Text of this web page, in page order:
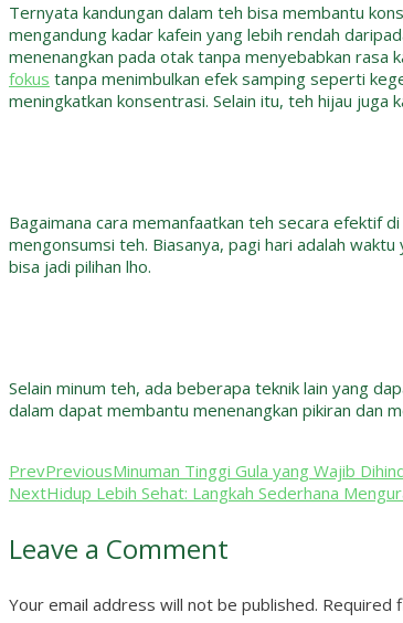
Ternyata kandungan dalam teh bisa membantu
mengandung kadar kafein yang lebih rendah
menenangkan pada otak tanpa menyebabkan
fokus tanpa menimbulkan efek samping seperti
meningkatkan konsentrasi. Selain itu, teh hijau juga
Bagaimana cara memanfaatkan teh secara efektif
mengonsumsi teh. Biasanya, pagi hari adalah
bisa jadi pilihan lho.
Selain minum teh, ada beberapa teknik lain yang
dalam dapat membantu menenangkan pikiran dan
PrevPreviousMinuman Tinggi Gula yang Wajib
NextHidup Lebih Sehat: Langkah Sederhana
Leave a Comment
Your email address will not be published. Required